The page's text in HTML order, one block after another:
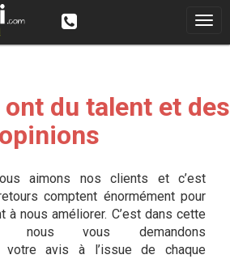
du talent et des
opinions
aimons nos clients et c’est
comptent énormément pour
à nous améliorer. C’est dans cette
nous vous demandons
votre avis à l’issue de chaque